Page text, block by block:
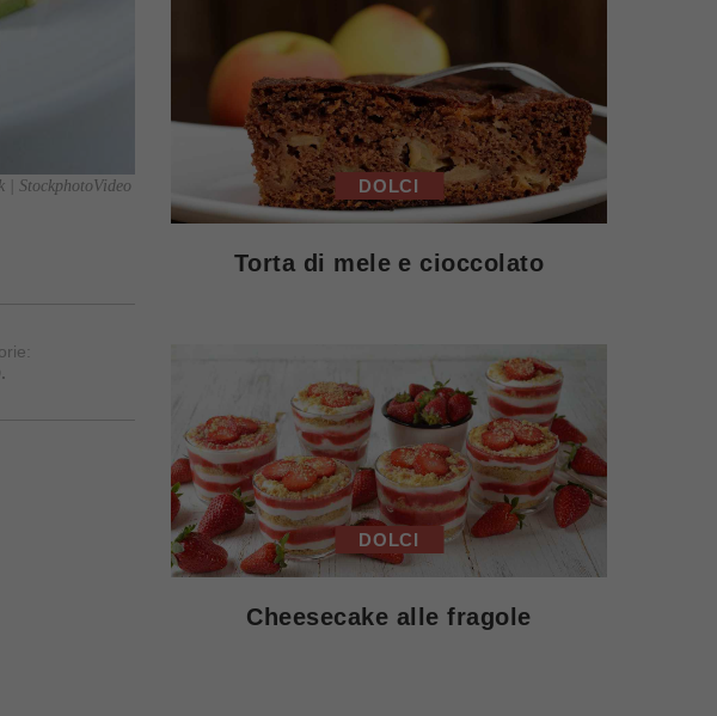
| StockphotoVideo DOLCI
Torta di mele e cioccolato
DOLCI
Cheesecake alle fragole